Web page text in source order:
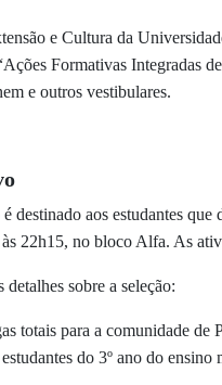
e Cultura da
Formativas Integradas
e outros vestibulares.
é destinado aos estudantes
22h15, no bloco Alfa. As
sobre a seleção:
totais para a comunidade de
estudantes do 3º ano do